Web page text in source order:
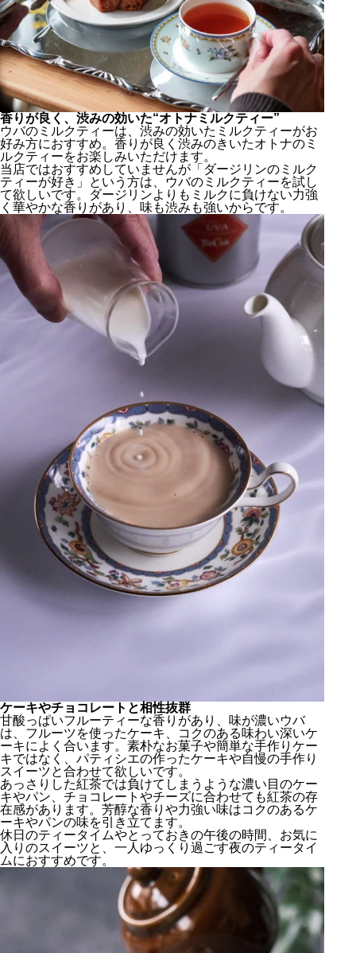
香りが良く、渋みの効いた“オトナミルクティー”
ウバのミルクティーは、渋みの効いたミルクティーがお
好み方におすすめ。香りが良く渋みのきいたオトナのミ
ルクティーをお楽しみいただけます。
当店ではおすすめしていませんが「ダージリンのミルク
ティーが好き」という方は、ウバのミルクティーを試し
て欲しいです。ダージリンよりもミルクに負けない力強
く華やかな香りがあり、味も渋みも強いからです。
ケーキやチョコレートと相性抜群
甘酸っぱいフルーティーな香りがあり、味が濃いウバ
は、フルーツを使ったケーキ、コクのある味わい深いケ
ーキによく合います。素朴なお菓子や簡単な手作りケー
キではなく、パティシエの作ったケーキや自慢の手作り
スイーツと合わせて欲しいです。
あっさりした紅茶では負けてしまうような濃い目のケー
キやパン、チョコレートやチーズに合わせても紅茶の存
在感があります。芳醇な香りや力強い味はコクのあるケ
ーキやパンの味を引き立てます。
休日のティータイムやとっておきの午後の時間、お気に
入りのスイーツと、一人ゆっくり過ごす夜のティータイ
ムにおすすめです。